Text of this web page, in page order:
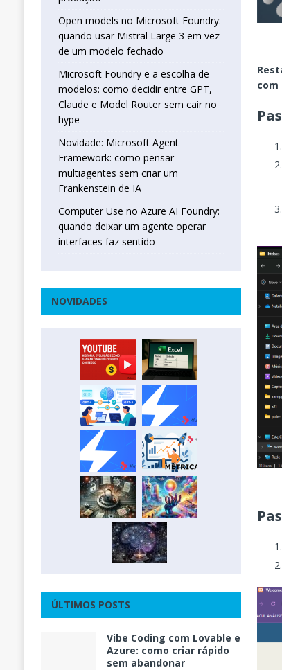
com
Open models no Microsoft Foundry:
quando usar Mistral Large 3 em vez
de um modelo fechado
Microsoft Foundry e a escolha de
modelos: como decidir entre GPT,
Claude e Model Router sem cair no
hype
Novidade: Microsoft Agent
Framework: como pensar
multiagentes sem criar um
Frankenstein de IA
Computer Use no Azure AI Foundry:
quando deixar um agente operar
interfaces faz sentido
NOVIDADES
ÚLTIMOS POSTS
Vibe Coding com Lovable e
Azure: como criar rápido
sem abandonar